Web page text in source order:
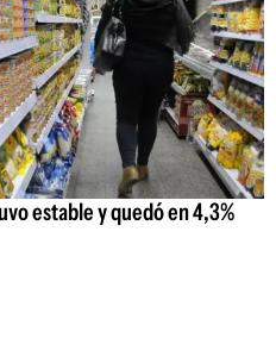
estable y quedó en 4,3%